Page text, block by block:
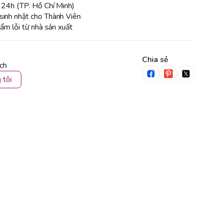
(TP. Hồ Chí Minh)
nhật cho Thành Viên
lỗi từ nhà sản xuất
tôi
Chia sẻ